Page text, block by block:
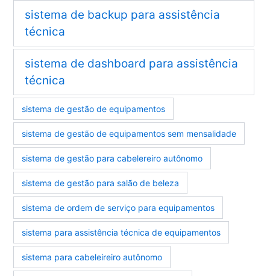
sistema de backup para assistência
técnica
sistema de dashboard para assistência
técnica
sistema de gestão de equipamentos
sistema de gestão de equipamentos sem mensalidade
sistema de gestão para cabelereiro autônomo
sistema de gestão para salão de beleza
sistema de ordem de serviço para equipamentos
sistema para assistência técnica de equipamentos
sistema para cabeleireiro autônomo